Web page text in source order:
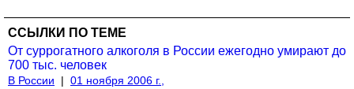
ССЫЛКИ ПО ТЕМЕ
От суррогатного алкоголя в России ежегодно умирают до
700 тыс. человек
В России | 01 ноября 2006 г.,